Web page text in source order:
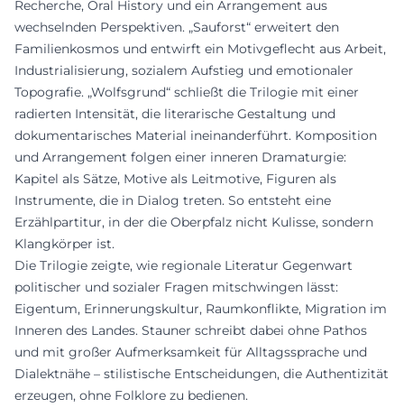
Recherche, Oral History und ein Arrangement aus
wechselnden Perspektiven. „Sauforst“ erweitert den
Familienkosmos und entwirft ein Motivgeflecht aus Arbeit,
Industrialisierung, sozialem Aufstieg und emotionaler
Topografie. „Wolfsgrund“ schließt die Trilogie mit einer
radierten Intensität, die literarische Gestaltung und
dokumentarisches Material ineinanderführt. Komposition
und Arrangement folgen einer inneren Dramaturgie:
Kapitel als Sätze, Motive als Leitmotive, Figuren als
Instrumente, die in Dialog treten. So entsteht eine
Erzählpartitur, in der die Oberpfalz nicht Kulisse, sondern
Klangkörper ist.
Die Trilogie zeigte, wie regionale Literatur Gegenwart
politischer und sozialer Fragen mitschwingen lässt:
Eigentum, Erinnerungskultur, Raumkonflikte, Migration im
Inneren des Landes. Stauner schreibt dabei ohne Pathos
und mit großer Aufmerksamkeit für Alltagssprache und
Dialektnähe – stilistische Entscheidungen, die Authentizität
erzeugen, ohne Folklore zu bedienen.